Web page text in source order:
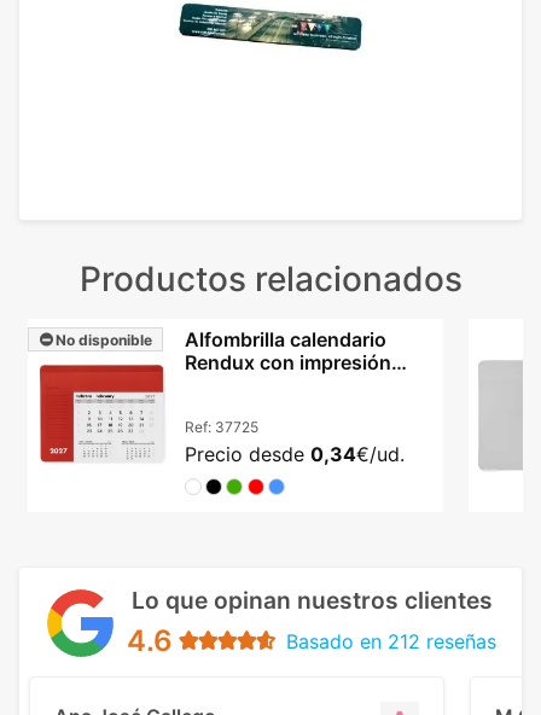
Productos relacionados
No disponible
Alfombrilla calendario
Rendux con impresión
Ref: 37725
Precio desde 0,34€/ud.
Lo que opinan nuestros clientes
4.6 Basado en 212 reseñas